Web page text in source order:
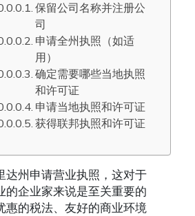
保留公司名称并注册公
司
申请全州执照（如适
用）
确定需要哪些当地执照
和许可证
申请当地执照和许可证
获得联邦执照和许可证
达州申请营业执照，这对于
的企业家来说是至关重要的
惠的税法、友好的商业环境